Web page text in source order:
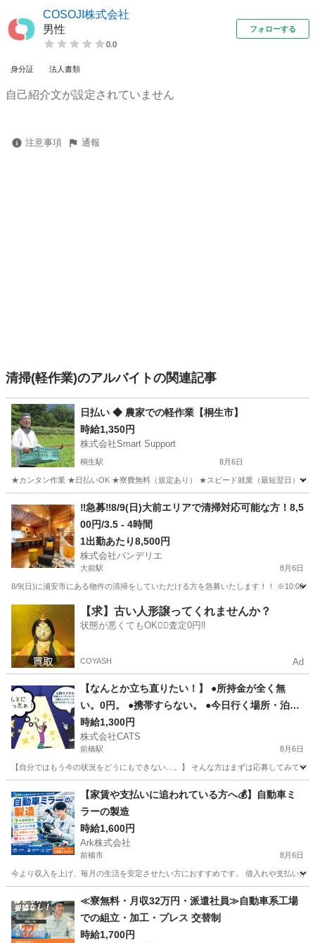
COSOJI株式会社
男性
0.0
フォローする
身分証 法人書類
自己紹介文が設定されていません
注意事項 通報
清掃(軽作業)のアルバイトの関連記事
日払い ◆ 農家での軽作業【桐生市】
時給1,350円
株式会社Smart Support
桐生駅 8月6日
★カンタン作業 ★日払いOK ★寮費無料（規定あり） ★スピード就業（最短翌日） ■
桐生駅 仕分け 雑草
‼️急募‼️8/9(日)大前エリアで清掃対応可能な方！8,5
00円/3.5 - 4時間
1出勤あたり8,500円
株式会社バンデリエ
大前駅 8月6日
8/9(日)に浦安市にある物件の清掃をしていただける方を急募いたします！！
大前駅 清掃 スタッフ
【求】古い人形譲ってくれませんか？
状態が悪くてもOK🙆‍♀️査定0円‼️
COYASH Ad
【なんとか立ち直りたい！】 ●所持金が全く無
い。0円。 ●携帯すらない。 ●今日行く場所・泊る
ところが無い。即対応! 状況次第で支援もOK! こ
んな状況でも応募OK!! -前橋
時給1,300円
株式会社CATS
前橋駅 8月6日
【自分ではもう今の状況をどうにもできない…。】 そんな方はまずは応募してみて
前橋駅 仕分け 給料
【家賃や支払いに追われている方へ💰】自動車ミ
ラーの製造
時給1,600円
Ark株式会社
前橋市 8月6日
今より収入を上げ、毎月の生活を安定させたい方におすすめです。 借入れや支払い
工場 自動車
≪寮無料・月収32万円・派遣社員≫自動車系工場
での組立・加工・プレス 交替制
時給1,700円